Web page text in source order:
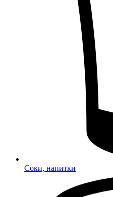
Соки, напитки